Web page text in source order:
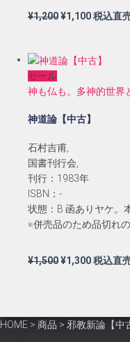
¥1,200元
格
¥1,200
し
¥1,100現
価
は
税込直
セール
神も仏も。多神的世界
神道論【中古】
石村吉甫,
国書刊行会,
刊行：1983年
ISBN：-
状態：B 函ありヤケ。
※併売品のため品切れ
¥1,500元
は
¥1,300現
格
税込直
HOME > 商品 > 邪教新論【中